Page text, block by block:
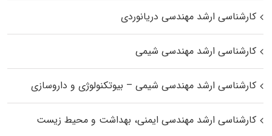
کارشناسی ارشد مهندسی دریانوردی
کارشناسی ارشد مهندسی شیمی
کارشناسی ارشد مهندسی شیمی – بیوتکنولوژی و داروسازی
کارشناسی ارشد مهندسی ایمنی، بهداشت و محیط زیست